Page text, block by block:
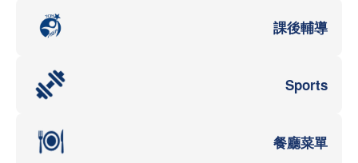
課後輔導
Sports
餐廳菜單